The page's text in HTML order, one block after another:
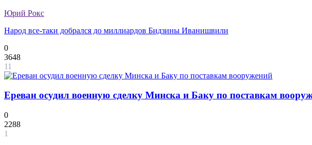
Юрий Рокс
Народ все-таки добрался до миллиардов Бидзины Иванишвили
0
3648
11
Ереван осудил военную сделку Минска и Баку по поставкам
0
2288
1